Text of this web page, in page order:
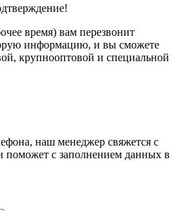
время) вам перезвонит
информацию, и вы сможете
крупнооптовой и специальной
наш менеджер свяжется с
поможет с заполнением данных в